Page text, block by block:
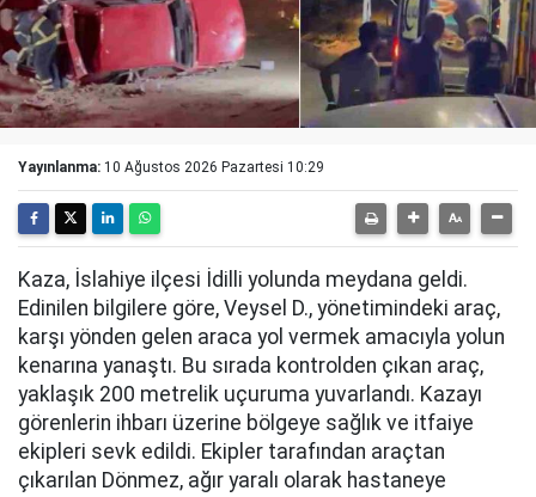
Yayınlanma: 10 Ağustos 2026 Pazartesi 10:29
Kaza, İslahiye ilçesi İdilli yolunda meydana geldi.
Edinilen bilgilere göre, Veysel D., yönetimindeki araç,
karşı yönden gelen araca yol vermek amacıyla yolun
kenarına yanaştı. Bu sırada kontrolden çıkan araç,
yaklaşık 200 metrelik uçuruma yuvarlandı. Kazayı
görenlerin ihbarı üzerine bölgeye sağlık ve itfaiye
ekipleri sevk edildi. Ekipler tarafından araçtan
çıkarılan Dönmez, ağır yaralı olarak hastaneye